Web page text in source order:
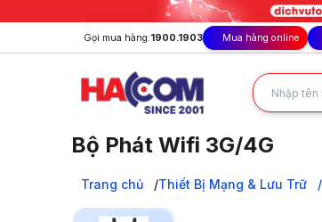
Gọi mua hàng:1900.1903 Mua hàng online
Bộ Phát Wifi 3G/4G
Thiết Bị Mạng & Lưu Trữ
Bộ Phát Wifi 3G/4G
Trang chủ Thiết Bị Mạng & Lưu Trữ